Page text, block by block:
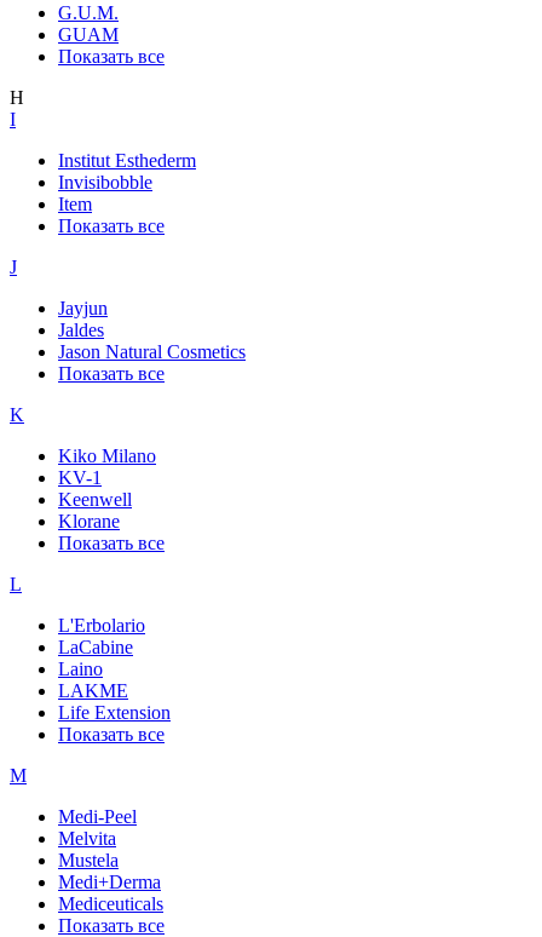
G.U.M.
GUAM
Показать все
H
I
Institut Esthederm
Invisibobble
Item
Показать все
J
Jayjun
Jaldes
Jason Natural Cosmetics
Показать все
K
Kiko Milano
KV-1
Keenwell
Klorane
Показать все
L
L'Erbolario
LaCabine
Laino
LAKME
Life Extension
Показать все
M
Medi-Peel
Melvita
Mustela
Medi+Derma
Mediceuticals
Показать все